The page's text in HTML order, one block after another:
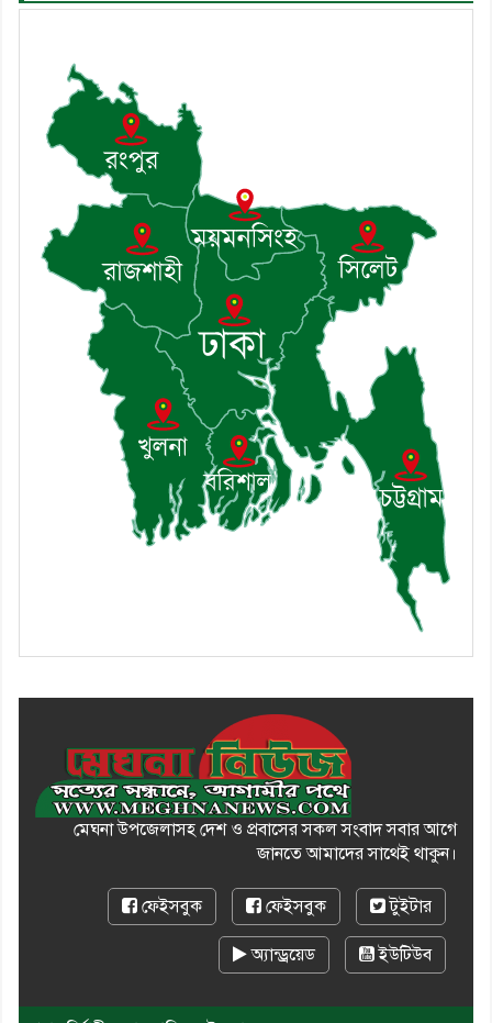
৭। দাউদকান্দিতে মুচি সম্প্রদায়ের
খোঁজখবর নিলেন ড. খন্দকার মারুফ
হোসেন
৮। মেঘনায় আইন-শৃঙ্খলা কমিটির
মাসিক সভা অনুষ্ঠিত
৯। জাতীয় নেতা ড. খন্দকার
মোশাররফ হোসেনের মূল্যায়ন কোথায়
এবং একটি বিশ্লেষণ
১০। দাউদকান্দিতে ইউপি সদস্যকে
মারধরের চেষ্টা ও প্রাণনাশের হুমকির
অভিযোগ
মেঘনা উপজেলাসহ দেশ ও প্রবাসের সকল সংবাদ সবার আগে
জানতে আমাদের সাথেই থাকুন।
ফেইসবুক ফেইসবুক টুইটার
অ্যান্ড্রয়েড ইউটিউব